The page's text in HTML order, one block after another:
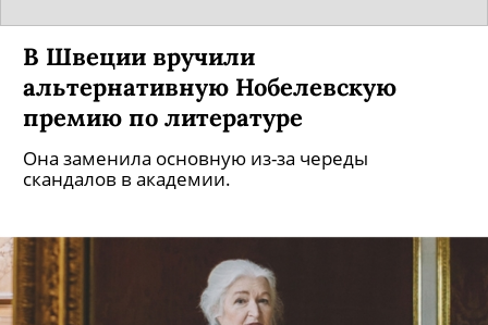
В Швеции вручили
альтернативную Нобелевскую
премию по литературе
Она заменила основную из-за череды
скандалов в академии.